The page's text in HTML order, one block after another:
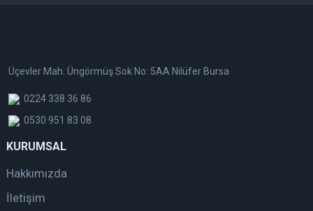
Üçevler Mah. Üngörmüş Sok No: 5AA Nilüfer Bursa
0224 338 36 86
0530 951 83 08
KURUMSAL
Hakkımızda
İletişim